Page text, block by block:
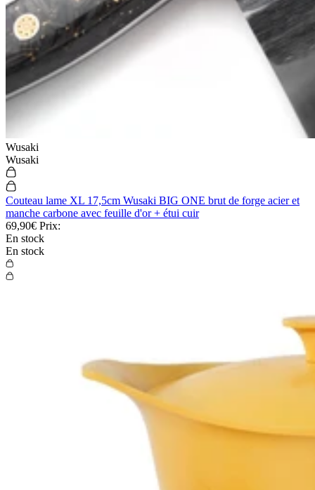
Wusaki
Wusaki
Couteau lame XL 17,5cm Wusaki BIG ONE brut de forge acier et
manche carbone avec feuille d'or + étui cuir
69,90€ Prix:
En stock
En stock